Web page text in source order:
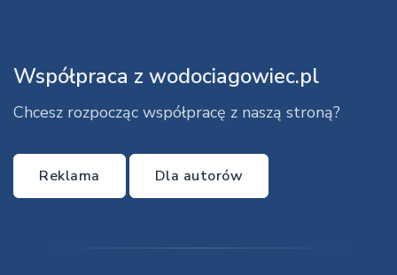
Współpraca z wodociagowiec.pl
Chcesz rozpocząc współpracę z naszą stroną?
Reklama Dla autorów